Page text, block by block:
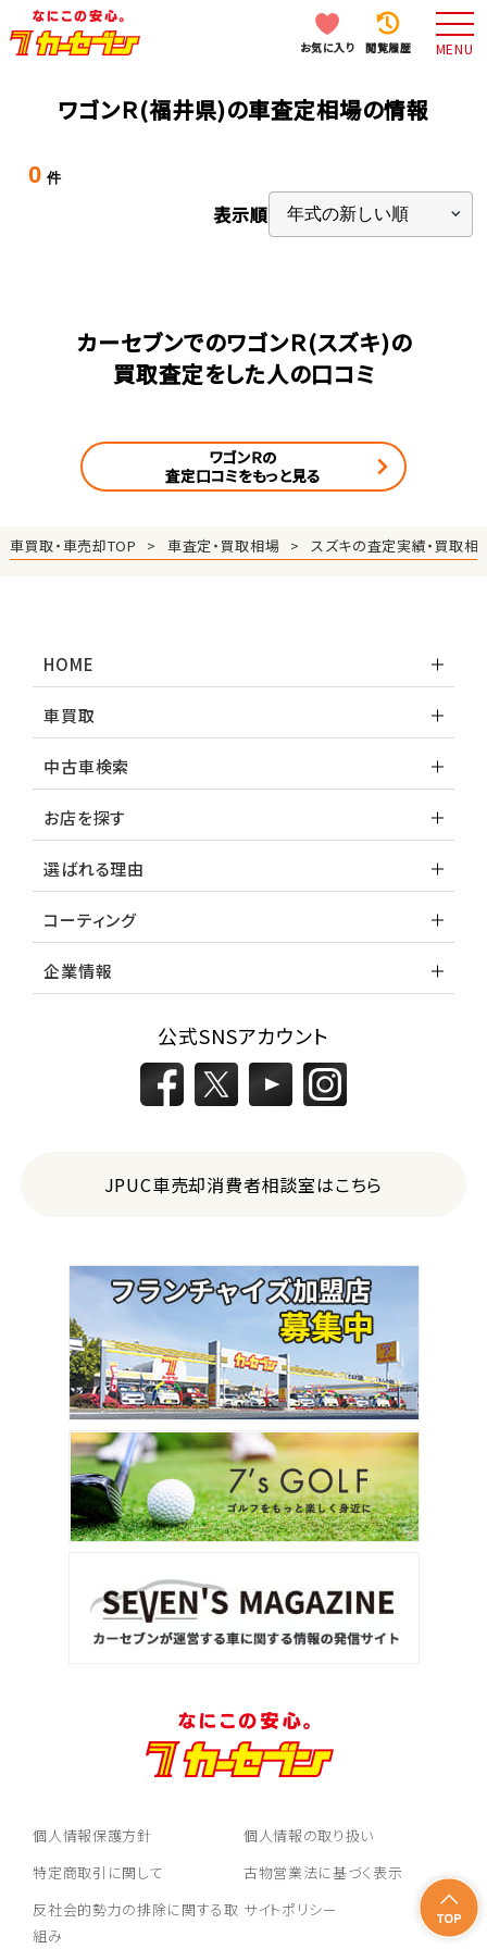
お気に入り 閲覧履歴 MENU
ワゴンＲ(福井県)の車査定相場の情報
0 件
表示順
カーセブンでのワゴンＲ(スズキ)の
買取査定をした人の口コミ
ワゴンＲの
査定口コミをもっと見る
車買取・車売却TOP 車査定・買取相場 スズキの査定実績・買取相
HOME
車買取
中古車検索
お店を探す
選ばれる理由
コーティング
企業情報
公式SNSアカウント
JPUC車売却消費者相談室はこちら
個人情報保護方針
個人情報の取り扱い
特定商取引に関して
古物営業法に基づく表示
反社会的勢力の排除に関する取
組み
サイトポリシー